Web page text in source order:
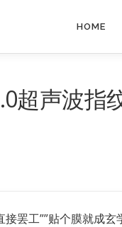
HOME
超声波指
罢工””贴个膜就成